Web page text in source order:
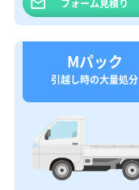
フォーム見積り
Mパック
引越し時の大量処分